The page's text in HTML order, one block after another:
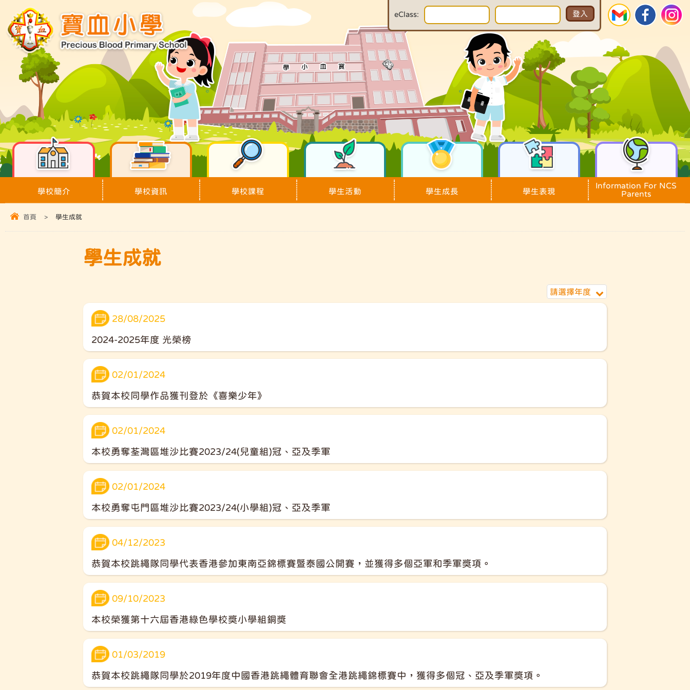
eClass:
學校簡介 學校資訊 學校課程 學生活動 學生成長 學生表現
Information For NCS
Parents
首頁 > 學生成就
學生成就
請選擇年度
28/08/2025
2024-2025年度 光榮榜
02/01/2024
恭賀本校同學作品獲刊登於《喜樂少年》
02/01/2024
本校勇奪荃灣區堆沙比賽2023/24(兒童組)冠、亞及季軍
02/01/2024
本校勇奪屯門區堆沙比賽2023/24(小學組)冠、亞及季軍
04/12/2023
恭賀本校跳繩隊同學代表香港參加東南亞錦標賽暨泰國公開賽，並獲得多個亞軍和季軍獎項。
09/10/2023
本校榮獲第十六屆香港綠色學校獎小學組銅獎
01/03/2019
恭賀本校跳繩隊同學於2019年度中國香港跳繩體育聯會全港跳繩錦標賽中，獲得多個冠、亞及季軍獎項。